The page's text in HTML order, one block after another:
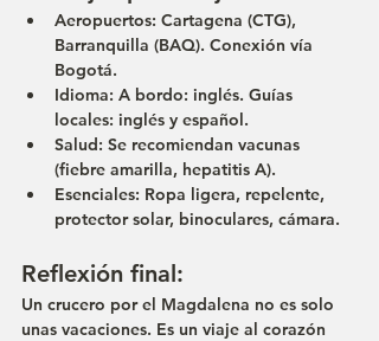
Aeropuertos: Cartagena (CTG),
Barranquilla (BAQ). Conexión vía
Bogotá.
Idioma: A bordo: inglés. Guías
locales: inglés y español.
Salud: Se recomiendan vacunas
(fiebre amarilla, hepatitis A).
Esenciales: Ropa ligera, repelente,
protector solar, binoculares, cámara.
Reflexión final:
Un crucero por el Magdalena no es solo
unas vacaciones. Es un viaje al corazón